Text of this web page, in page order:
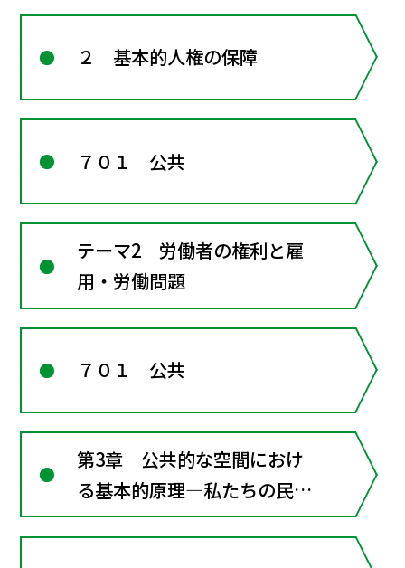
２ 基本的人権の保障
７０１ 公共
テーマ2 労働者の権利と雇
用・労働問題
７０１ 公共
第3章 公共的な空間におけ
る基本的原理―私たちの民主
的な社会